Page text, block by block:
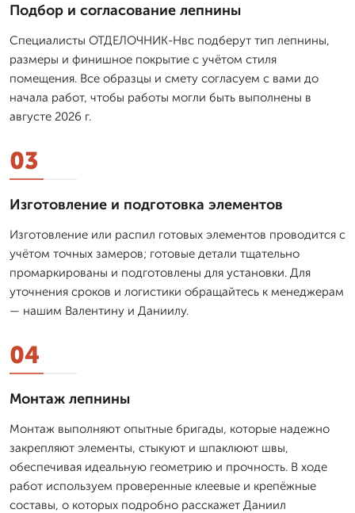
Подбор и согласование лепнины
Специалисты ОТДЕЛОЧНИК-Нвс подберут тип лепнины,
размеры и финишное покрытие с учётом стиля
помещения. Все образцы и смету согласуем с вами до
начала работ, чтобы работы могли быть выполнены в
августе 2026 г.
03
Изготовление и подготовка элементов
Изготовление или распил готовых элементов проводится с
учётом точных замеров; готовые детали тщательно
промаркированы и подготовлены для установки. Для
уточнения сроков и логистики обращайтесь к менеджерам
— нашим Валентину и Даниилу.
04
Монтаж лепнины
Монтаж выполняют опытные бригады, которые надежно
закрепляют элементы, стыкуют и шпаклюют швы,
обеспечивая идеальную геометрию и прочность. В ходе
работ используем проверенные клеевые и крепёжные
составы, о которых подробно расскажет Даниил